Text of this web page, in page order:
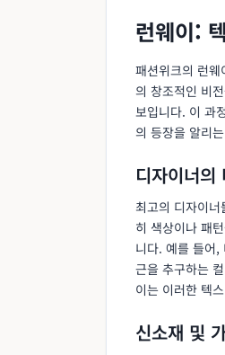
런웨이:
패션위크의 런
의 창조적인 비
보입니다. 이 과
의 등장을 알리
디자이너의
최고의 디자이
히 색상이나 패
니다. 예를 들어,
근을 추구하는
이는 이러한 텍
신소재 및